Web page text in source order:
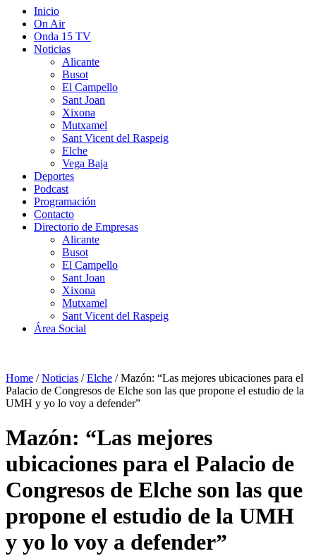
Inicio
On Air
Onda 15 TV
Noticias
Alicante
Busot
El Campello
Sant Joan
Xixona
Mutxamel
Sant Vicent del Raspeig
Elche
Vega Baja
Deportes
Podcast
Programación
Contacto
Directorio de Empresas
Alicante
Busot
El Campello
Sant Joan
Xixona
Mutxamel
Sant Vicent del Raspeig
Área Social
Home /Noticias /Elche /Mazón: “Las mejores ubicaciones para el
Palacio de Congresos de Elche son las que propone el estudio de la
UMH y yo lo voy a defender”
Mazón: “Las mejores
ubicaciones para el Palacio de
Congresos de Elche son las que
propone el estudio de la UMH
y yo lo voy a defender”